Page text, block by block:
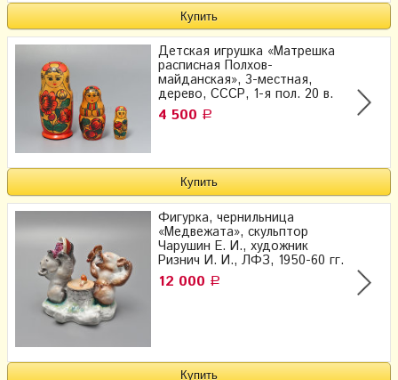
Детская игрушка «Матрешка
расписная Полхов-
майданская», 3-местная,
дерево, СССР, 1-я пол. 20 в.
4 500 Р
Фигурка, чернильница
«Медвежата», скульптор
Чарушин Е. И., художник
Ризнич И. И., ЛФЗ, 1950-60 гг.
12 000 Р